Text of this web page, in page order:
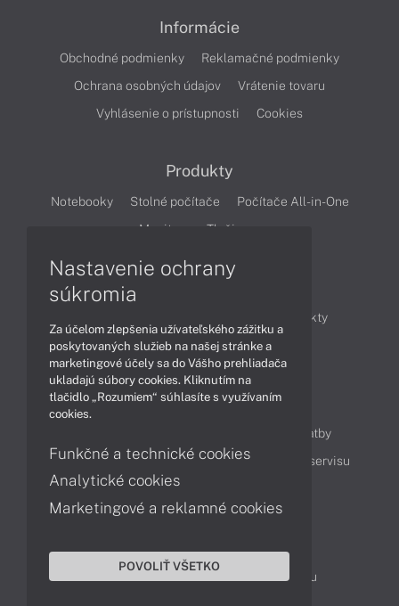
Informácie
Obchodné podmienky
Reklamačné podmienky
Ochrana osobných údajov
Vrátenie tovaru
Vyhlásenie o prístupnosti
Cookies
Produkty
Notebooky Stolné počítače
Počítače All-in-One
Monitory
Tlačiarne
Produkty
Technológie
Videá
Obsah
Možnosti doručenia a platby
Podpora a servis
Servisné služby Cenník servisu
Kontakty
043 4224 771
Obchodné oddelenie
Reklamácia tovaru
Nastavenie ochrany
súkromia
Za účelom zlepšenia užívateľského zážitku a
poskytovaných služieb na našej stránke a
marketingové účely sa do Vášho prehliadača
ukladajú súbory cookies. Kliknutím na
tlačidlo „Rozumiem“ súhlasíte s využívaním
cookies.
Funkčné a technické cookies
Analytické cookies
Marketingové a reklamné cookies
POVOLIŤ VŠETKO